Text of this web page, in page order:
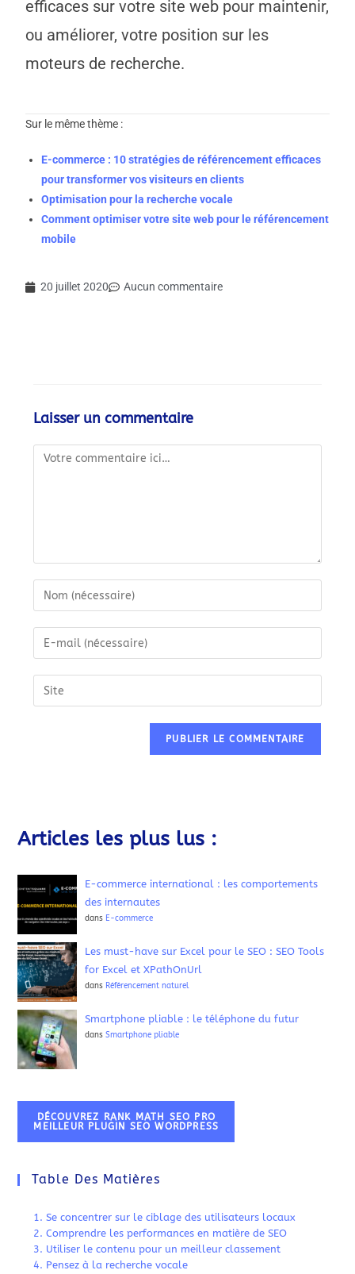
efficaces sur votre site web pour maintenir,
ou améliorer, votre position sur les
moteurs de recherche.
Sur le même thème :
E-commerce : 10 stratégies de référencement efficaces
pour transformer vos visiteurs en clients
Optimisation pour la recherche vocale
Comment optimiser votre site web pour le référencement
mobile
20 juillet 2020 Aucun commentaire
Laisser un commentaire
Articles les plus lus :
E-commerce international : les comportements
des internautes
dans E-commerce
Les must-have sur Excel pour le SEO : SEO Tools
for Excel et XPathOnUrl
dans Référencement naturel
Smartphone pliable : le téléphone du futur
dansSmartphone pliable
DÉCOUVREZ RANK MATH SEO PRO
MEILLEUR PLUGIN SEO WORDPRESS
Table Des Matières
1. Se concentrer sur le ciblage des utilisateurs locaux
2. Comprendre les performances en matière de SEO
3. Utiliser le contenu pour un meilleur classement
4. Pensez à la recherche vocale